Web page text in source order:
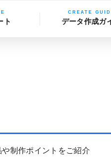
ト データ作成ガ
制作ポイントをご紹介